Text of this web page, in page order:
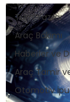
Tüm Yazılar
Araç Bakımı
Haberler ve
Araç Tamir
Otomotiv